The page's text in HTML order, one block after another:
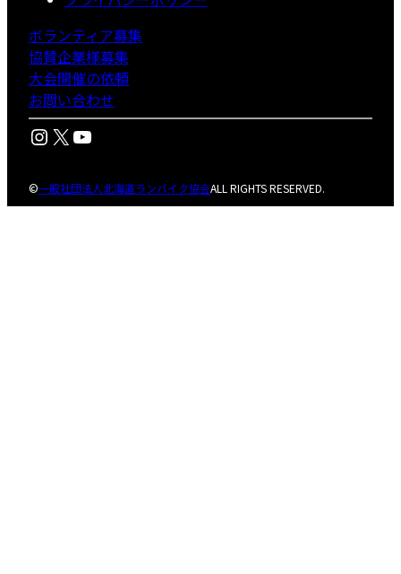
ボランティア募集
協賛企業様募集
大会開催の依頼
お問い合わせ
Instagram
X YouTube
©一般社団法人北海道ランバイク協会ALL RIGHTS RESERVED.